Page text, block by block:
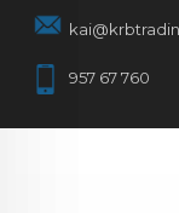
957 67 760